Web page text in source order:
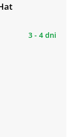
3 - 4 dni